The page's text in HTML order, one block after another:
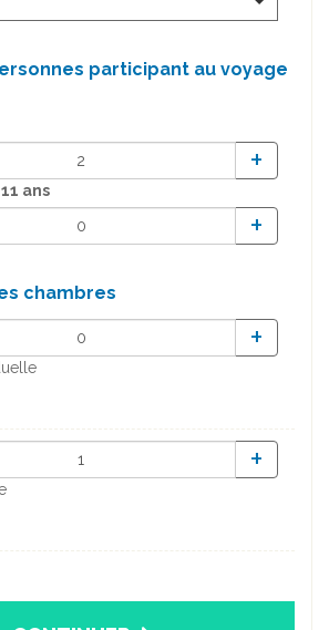
participant au voyage
+
ans
+
chambres
+
+